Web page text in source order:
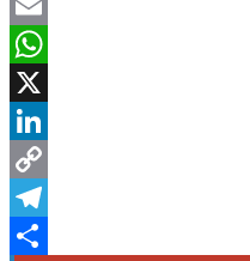
Facebook
Email
WhatsApp
X
LinkedIn
Copy
Link
Telegram